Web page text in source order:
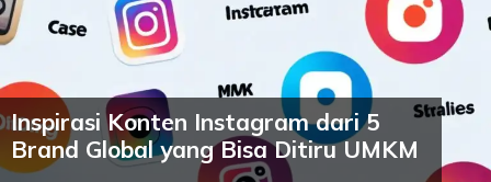
Inspirasi Konten Instagram dari 5
Brand Global yang Bisa Ditiru UMKM